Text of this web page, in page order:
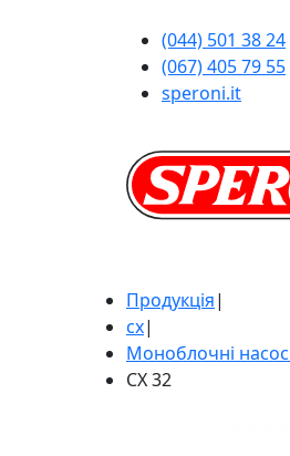
(044) 501 38 24
(067) 405 79 55
speroni.it
Продукція|
cx|
Моноблочні
CX 32